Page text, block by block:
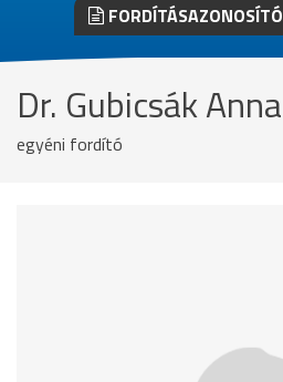
FORDÍTÁSAZONOSÍTÓ
Dr. Gubicsák Anna
egyéni fordító